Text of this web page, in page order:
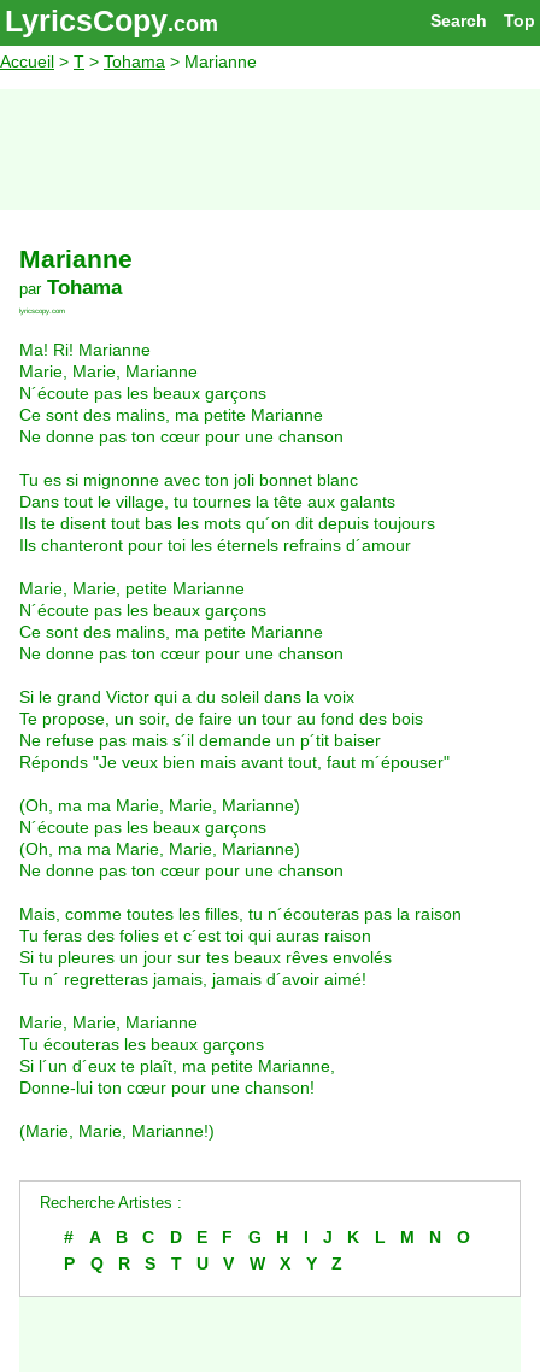
Top
Search
LyricsCopy.com
Accueil > T > Tohama > Marianne
Marianne
par Tohama
lyricscopy.com
Ma! Ri! Marianne
Marie, Marie, Marianne
N´écoute pas les beaux garçons
Ce sont des malins, ma petite Marianne
Ne donne pas ton cœur pour une chanson
Tu es si mignonne avec ton joli bonnet blanc
Dans tout le village, tu tournes la tête aux galants
Ils te disent tout bas les mots qu´on dit depuis toujours
Ils chanteront pour toi les éternels refrains d´amour
Marie, Marie, petite Marianne
N´écoute pas les beaux garçons
Ce sont des malins, ma petite Marianne
Ne donne pas ton cœur pour une chanson
Si le grand Victor qui a du soleil dans la voix
Te propose, un soir, de faire un tour au fond des bois
Ne refuse pas mais s´il demande un p´tit baiser
Réponds "Je veux bien mais avant tout, faut m´épouser"
(Oh, ma ma Marie, Marie, Marianne)
N´écoute pas les beaux garçons
(Oh, ma ma Marie, Marie, Marianne)
Ne donne pas ton cœur pour une chanson
Mais, comme toutes les filles, tu n´écouteras pas la raison
Tu feras des folies et c´est toi qui auras raison
Si tu pleures un jour sur tes beaux rêves envolés
Tu n´ regretteras jamais, jamais d´avoir aimé!
Marie, Marie, Marianne
Tu écouteras les beaux garçons
Si l´un d´eux te plaît, ma petite Marianne,
Donne-lui ton cœur pour une chanson!
(Marie, Marie, Marianne!)
Recherche Artistes :
# A B C D E F G H I J K L M N
O
P
Q R S T U V W X Y Z